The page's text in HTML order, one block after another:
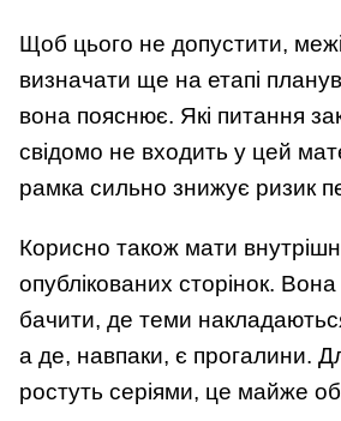
Щоб цього не допустити,
визначати ще на етапі
вона пояснює. Які питання
свідомо не входить у цей
рамка сильно знижує ризик
Корисно також мати
опублікованих сторінок.
бачити, де теми
а де, навпаки, є прогалини.
ростуть серіями, це майже